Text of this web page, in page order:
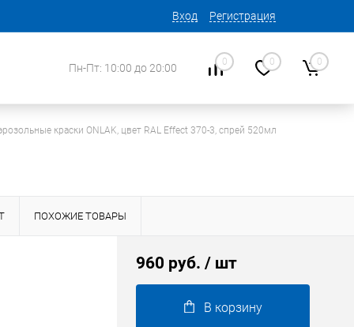
Вход Регистрация
Пн-Пт: 10:00 до 20:00 0 0 0
краски ONLAK, цвет RAL Effect 370-3, спрей 520мл
ПОХОЖИЕ ТОВАРЫ
960 руб. / шт
В корзину